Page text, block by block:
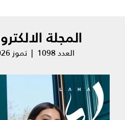
المجلة
العدد 1098 | تموز 2026